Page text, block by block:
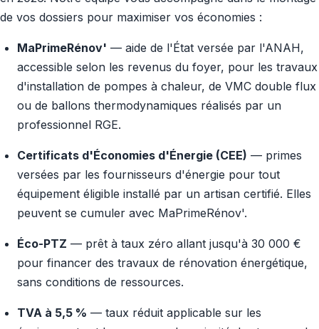
de vos dossiers pour maximiser vos économies :
MaPrimeRénov' — aide de l'État versée par l'ANAH,
accessible selon les revenus du foyer, pour les travaux
d'installation de pompes à chaleur, de VMC double flux
ou de ballons thermodynamiques réalisés par un
professionnel RGE.
Certificats d'Économies d'Énergie (CEE) — primes
versées par les fournisseurs d'énergie pour tout
équipement éligible installé par un artisan certifié. Elles
peuvent se cumuler avec MaPrimeRénov'.
Éco-PTZ — prêt à taux zéro allant jusqu'à 30 000 €
pour financer des travaux de rénovation énergétique,
sans conditions de ressources.
TVA à 5,5 % — taux réduit applicable sur les